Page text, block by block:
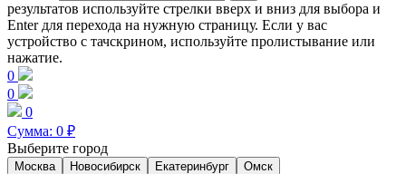
результатов используйте стрелки вверх и вниз для выбора и
Enter для перехода на нужную страницу. Если у вас
устройство с тачскрином, используйте пролистывание или
нажатие.
0
0
0
Сумма: 0 ₽
Выберите город
Москва Новосибирск Екатеринбург Омск